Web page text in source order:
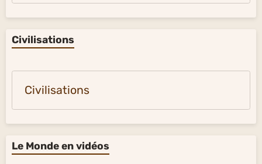
Civilisations
Civilisations
Le Monde en vidéos